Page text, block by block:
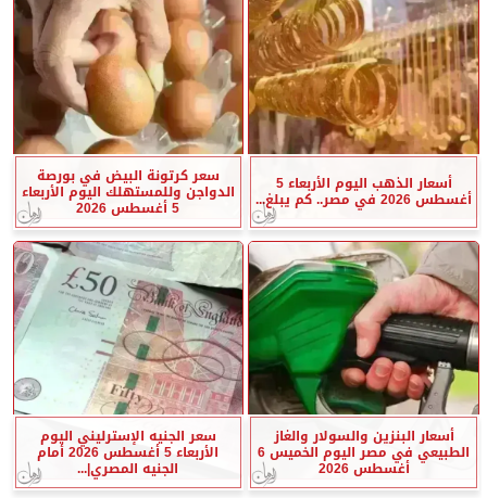
أسعار الذهب اليوم الأربعاء 5
أغسطس 2026 في مصر.. كم يبلغ...
سعر كرتونة البيض في بورصة
الدواجن وللمستهلك اليوم الأربعاء
5 أغسطس 2026
أسعار البنزين والسولار والغاز
الطبيعي في مصر اليوم الخميس 6
أغسطس 2026
سعر الجنيه الإسترليني اليوم
الأربعاء 5 أغسطس 2026 أمام
الجنيه المصري|...